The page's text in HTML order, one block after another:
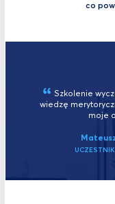
co
Szkolenie
wiedzę
moje